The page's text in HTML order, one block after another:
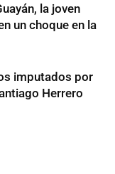
la joven
un choque en la
imputados por
Herrero